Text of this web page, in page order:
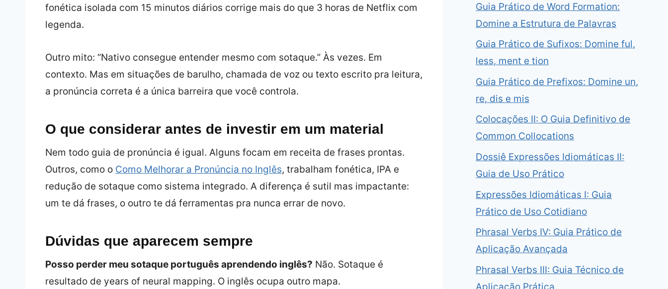
fonética isolada com 15 minutos diários corrige mais do que 3 horas de Netflix com
legenda.
Outro mito: “Nativo consegue entender mesmo com sotaque.” Às vezes. Em
contexto. Mas em situações de barulho, chamada de voz ou texto escrito pra leitura,
a pronúncia correta é a única barreira que você controla.
O que considerar antes de investir em um material
Nem todo guia de pronúncia é igual. Alguns focam em receita de frases prontas.
Outros, como o Como Melhorar a Pronúncia no Inglês, trabalham fonética, IPA e
redução de sotaque como sistema integrado. A diferença é sutil mas impactante:
um te dá frases, o outro te dá ferramentas pra nunca errar de novo.
Dúvidas que aparecem sempre
Posso perder meu sotaque português aprendendo inglês? Não. Sotaque é
resultado de years of neural mapping. O inglês ocupa outro mapa.
Guia Prático de Word Formation:
Domine a Estrutura de Palavras
Guia Prático de Sufixos: Domine ful,
less, ment e tion
Guia Prático de Prefixos: Domine un,
re, dis e mis
Colocações II: O Guia Definitivo de
Common Collocations
Dossiê Expressões Idiomáticas II:
Guia de Uso Prático
Expressões Idiomáticas I: Guia
Prático de Uso Cotidiano
Phrasal Verbs IV: Guia Prático de
Aplicação Avançada
Phrasal Verbs III: Guia Técnico de
Aplicação Prática